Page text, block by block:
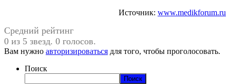
Источник: www.medikforum.ru
Средний рейтинг
0 из 5 звезд. 0 голосов.
Вам нужно авторизироваться для того, чтобы проголосовать.
Поиск
Поиск